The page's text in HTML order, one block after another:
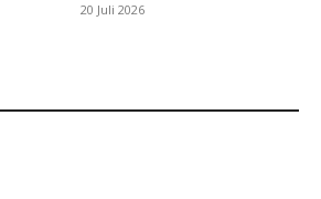
20 Juli 2026